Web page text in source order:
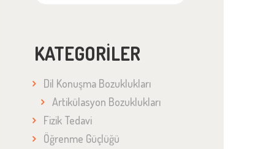
KATEGORILER
Dil Konuşma Bozuklukları
Artikülasyon Bozuklukları
Fizik Tedavi
Öğrenme Güçlüğü